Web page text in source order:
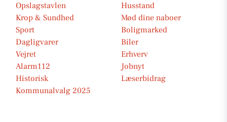
Opslagstavlen
Husstand
Krop & Sundhed
Mød dine naboer
Sport
Boligmarked
Dagligvarer
Biler
Vejret
Erhverv
Alarm112
Jobnyt
Historisk
Læserbidrag
Kommunalvalg 2025